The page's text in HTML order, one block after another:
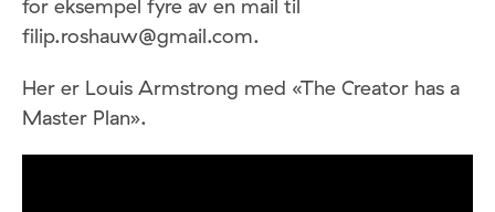
for eksempel fyre av en mail til
filip.roshauw@gmail.com.
Her er Louis Armstrong med «The Creator has a
Master Plan».